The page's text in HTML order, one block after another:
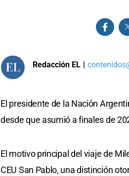
Redacción EL |
El presidente de la Nación
desde que asumió a finales de
El motivo principal del viaje de
CEU San Pablo, una distinción